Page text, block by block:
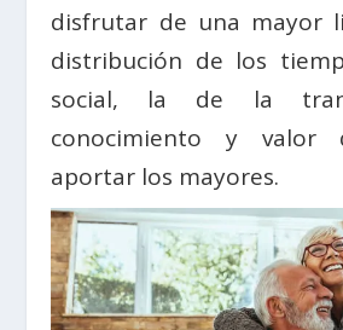
disfrutar de una mayor
distribución de los
social, la de la
conocimiento y valor
aportar los mayores.